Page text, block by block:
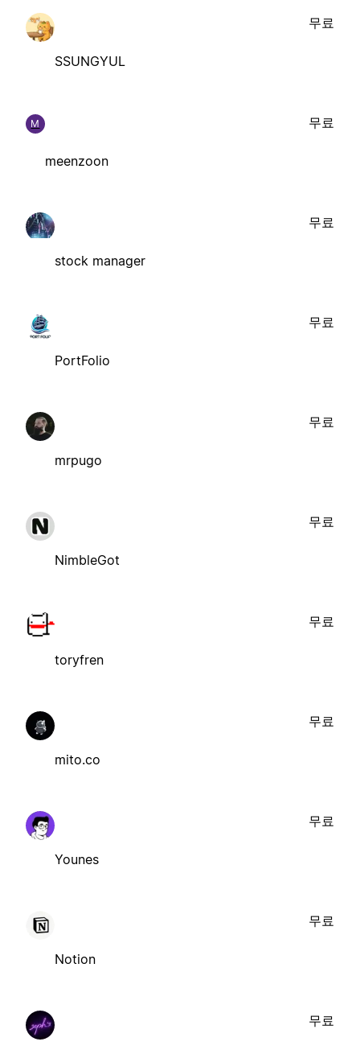
SSUNGYUL
무료
M
meenzoon
무료
stock manager
무료
PortFolio
무료
mrpugo
무료
NimbleGot
무료
toryfren
무료
mito.co
무료
Younes
무료
Notion
무료
무료